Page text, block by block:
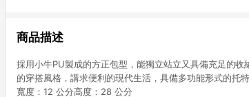
商品描述
採用小牛PU製成的方正包型，能獨立站立又具備充足的
的穿搭風格，講求便利的現代生活，具備多功能形式的托
寬度：12 公分高度：28 公分